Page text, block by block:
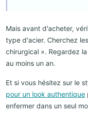
Mais avant d'acheter,
type d'acier. Cherchez
chirurgical ». Regardez
au moins un an.
Et si vous hésitez sur le
pour un look authentique
enfermer dans un seul